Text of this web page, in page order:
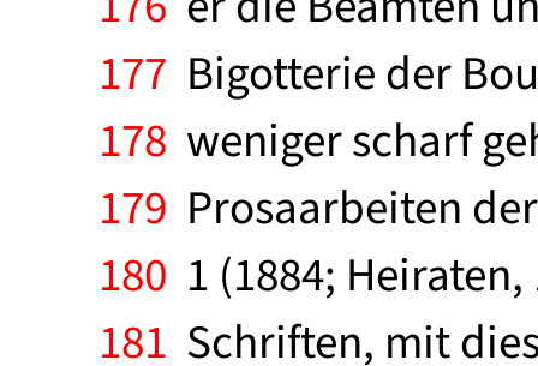
177 Bigotterie der
178 weniger scharf
179 Prosaarbeiten
180 1 (1884;
181 Schriften, mit